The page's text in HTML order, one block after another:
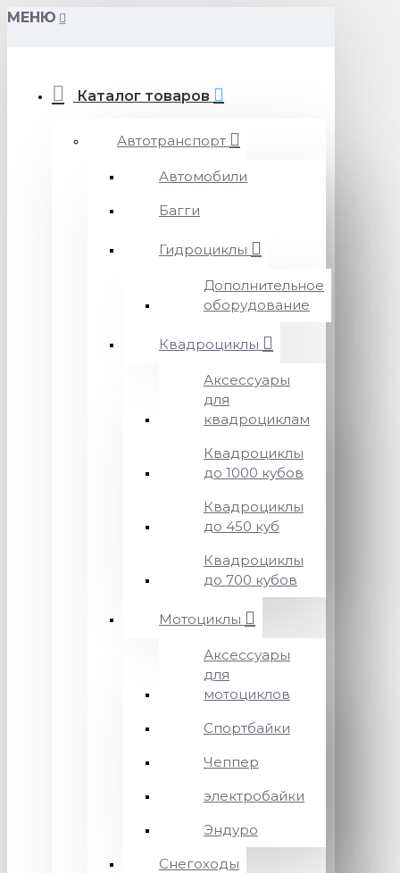
МЕНЮ
Каталог товаров
Автотранспорт
Автомобили
Багги
Гидроциклы
Дополнительное
оборудование
Квадроциклы
Аксессуары
для
квадроциклам
Квадроциклы
до 1000 кубов
Квадроциклы
до 450 куб
Квадроциклы
до 700 кубов
Мотоциклы
Аксессуары
для
мотоциклов
Спортбайки
Чеппер
электробайки
Эндуро
Снегоходы